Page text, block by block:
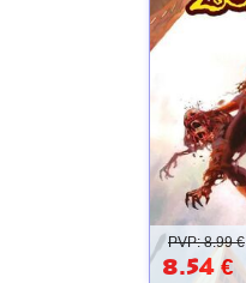
PVP: 8.99 €
8.54 €